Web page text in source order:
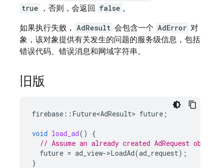
true ，否则，会返回 false 。
如果执行失败， AdResult 会包含一个 AdError 对
象，该对象提供有关发生的问题的服务级信息，包括
错误代码、错误消息和网域字符串。
旧版
firebase :: Future<AdResult> future ;
void load_ad()
{
// Assume an already created AdRequest
future = ad_view->LoadAd(ad_request);
}